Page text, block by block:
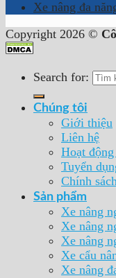
Xe nâng đa
Copyright 2026 ©
Search for:
Chúng tôi
Giới thiệu
Liên hệ
Hoạt
Tuyển
Chính
Sản phẩm
Xe nâng
Xe nâng
Xe nâng
Xe cẩu
Xe nâng